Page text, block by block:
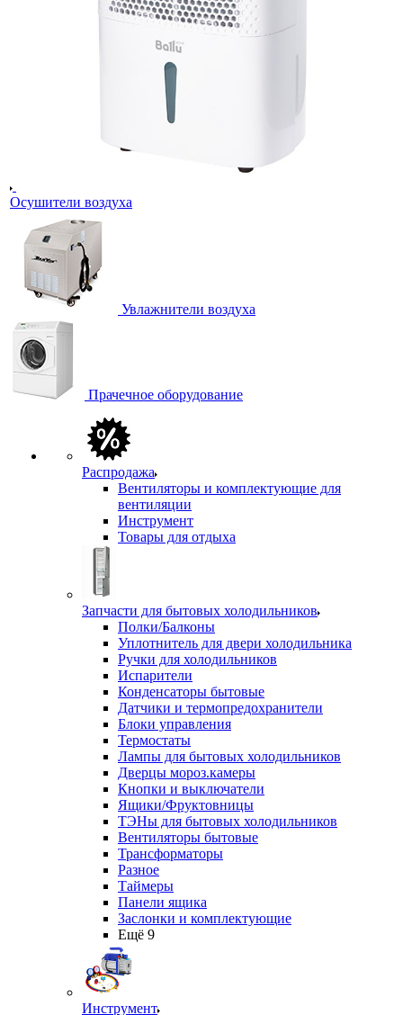
Осушители воздуха
Увлажнители воздуха
Прачечное оборудование
Распродажа
Вентиляторы и комплектующие для
вентиляции
Инструмент
Товары для отдыха
Запчасти для бытовых холодильников
Полки/Балконы
Уплотнитель для двери холодильника
Ручки для холодильников
Испарители
Конденсаторы бытовые
Датчики и термопредохранители
Блоки управления
Термостаты
Лампы для бытовых холодильников
Дверцы мороз.камеры
Кнопки и выключатели
Ящики/Фруктовницы
ТЭНы для бытовых холодильников
Вентиляторы бытовые
Трансформаторы
Разное
Таймеры
Панели ящика
Заслонки и комплектующие
Ещё 9
Инструмент